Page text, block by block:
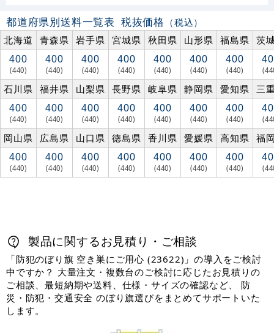
都道府県別送料一覧表 税抜価格 （税込）
北海道
青森県 岩手県 宮城県 秋田県 山形県 福島県 茨
400
(440)
400
(440)
400
(440)
400
(440)
400
(440)
400
(440)
400
(440)
石川県 福井県 山梨県 長野県 岐阜県 静岡県 愛知県 三
400
(440)
400
(440)
400
(440)
400
(440)
400
(440)
400
(440)
400
(440)
岡山県 広島県 山口県 徳島県 香川県 愛媛県 高知県 福
400
(440)
400
(440)
400
(440)
400
(440)
400
(440)
400
(440)
400
(440)
製品に関するお見積り・ご相談
「防犯のぼり旗 空き巣にご用心 (23622)」の導入をご検討
中ですか？ 大量注文・複数台のご検討に応じたお見積りの
ご相談、最短納期や送料、仕様・サイズの確認など、 防
災・防犯・交通安全 のぼり旗選びをまとめてサポートいた
します。